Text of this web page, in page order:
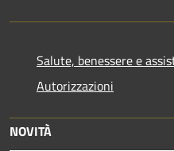
Salute, benessere e
Autorizzazioni
NOVITÀ